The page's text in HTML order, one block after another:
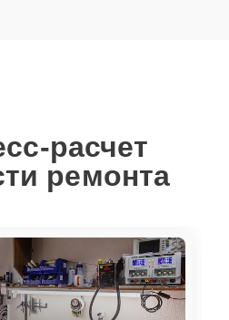
расчет
ремонта